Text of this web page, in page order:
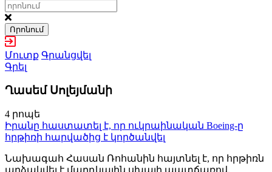
Որոնում
Մուտք Գրանցվել
Գրել
Ղասեմ Սոլեյմանի
4 րոպե
Իրանը հաստատել է, որ ուկրաինական Boeing-ը
հրթիռի հարվածից է կործանվել
Նախագահ Հասան Ռոհանին հայտնել է, որ հրթիռն